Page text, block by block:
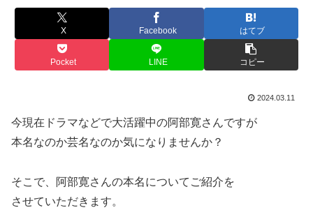
X Facebook はてブ
Pocket LINE コピー
2024.03.11
今現在ドラマなどで大活躍中の阿部寛さんですが
本名なのか芸名なのか気になりませんか？
そこで、阿部寛さんの本名についてご紹介を
させていただきます。